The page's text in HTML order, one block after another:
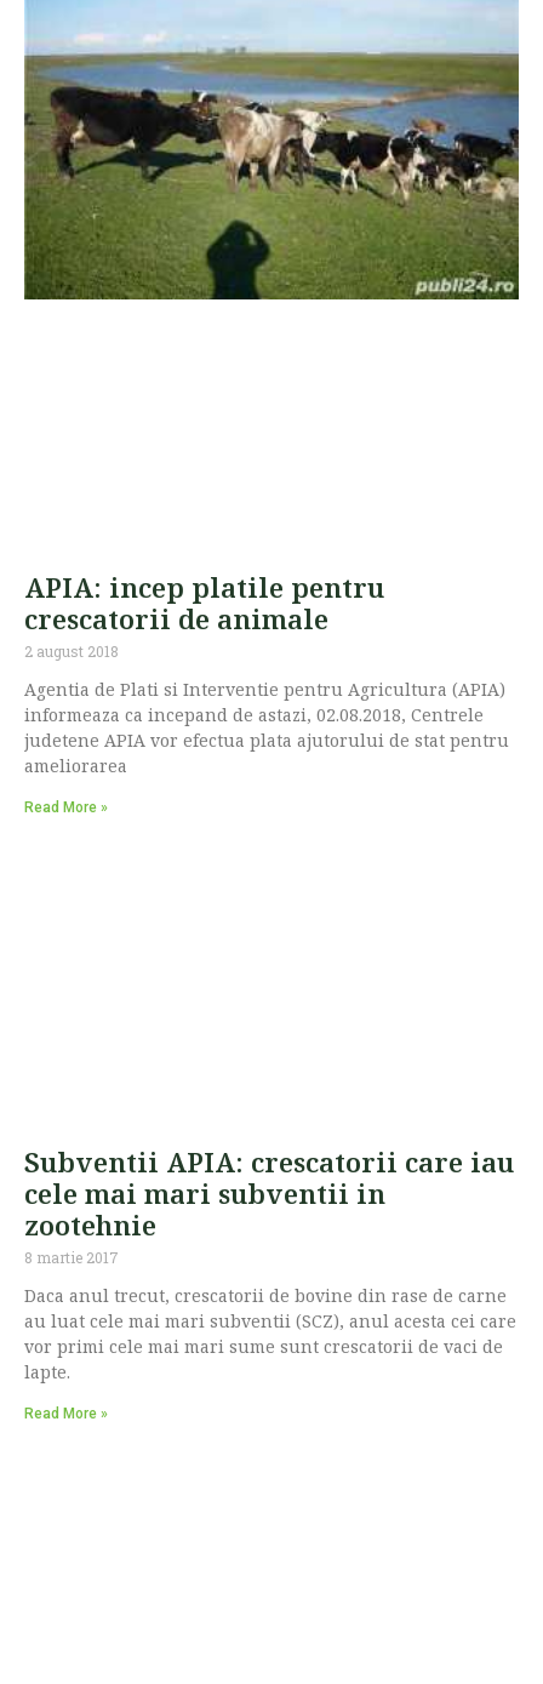
APIA: incep platile pentru
crescatorii de animale
2 august 2018
Agentia de Plati si Interventie pentru Agricultura (APIA)
informeaza ca incepand de astazi, 02.08.2018, Centrele
judetene APIA vor efectua plata ajutorului de stat pentru
ameliorarea
Read More »
Subventii APIA: crescatorii care iau
cele mai mari subventii in
zootehnie
8 martie 2017
Daca anul trecut, crescatorii de bovine din rase de carne
au luat cele mai mari subventii (SCZ), anul acesta cei care
vor primi cele mai mari sume sunt crescatorii de vaci de
lapte.
Read More »